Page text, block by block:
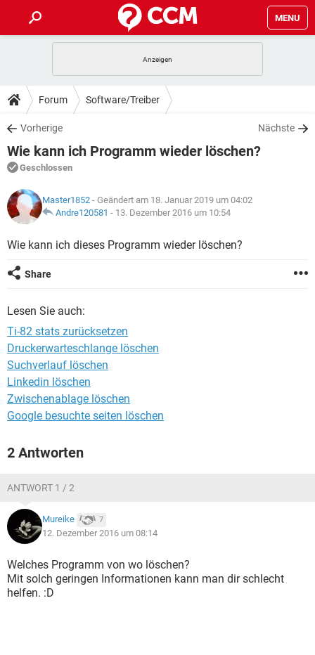
MENU
ANDROID IOS
WINDOWS 10
WHATSAPP TIKTOK
FACEBOOK
TIPPS & TRICKS
SPIELE
WINDOWS 10
WHATSAPP
FACEBOOK HARDWARE
DOWNLOADS
SPIELE STREAMING
ANDROID
WINDOWS 10 INSTAGRAM
WHATSAPP
FACEBOOK HARDWARE
FORUM
SPIELE
ANDROID IOS
LEXIKON
SPIELE
ANDROID IOS
WINDOWS 10
Forum Software/Treiber
Vorherige Nächste
Wie kann ich Programm wieder löschen?
Geschlossen
Master1852 - Geändert am 18. Januar 2019 um 04:02
Andre120581 - 13. Dezember 2016 um 10:54
Wie kann ich dieses Programm wieder löschen?
Share
Lesen Sie auch:
Ti-82 stats zurücksetzen
Druckerwarteschlange löschen
Suchverlauf löschen
Linkedin löschen
Zwischenablage löschen
Google besuchte seiten löschen
2 Antworten
ANTWORT 1 / 2
Mureike 7
12. Dezember 2016 um 08:14
Welches Programm von wo löschen?
Mit solch geringen Informationen kann man dir schlecht
helfen. :D